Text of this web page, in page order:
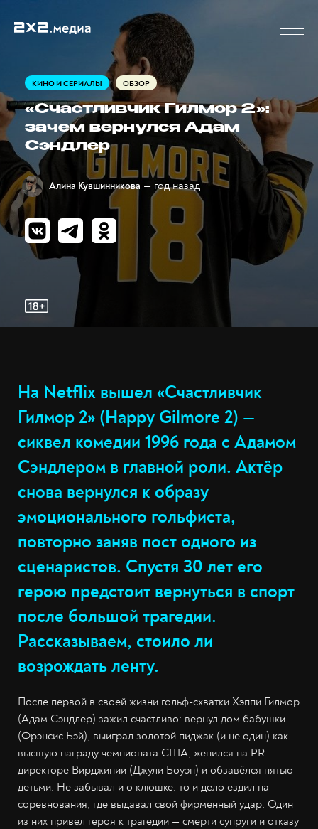
КИНО И СЕРИАЛЫ ОБЗОР
«Счастливчик Гилмор 2»:
зачем вернулся Адам
Сэндлер
Алина Кувшинникова — год назад
На Netflix вышел «Счастливчик
Гилмор 2» (Happy Gilmore 2) —
сиквел комедии 1996 года с Адамом
Сэндлером в главной роли. Актёр
снова вернулся к образу
эмоционального гольфиста,
повторно заняв пост одного из
сценаристов. Спустя 30 лет его
герою предстоит вернуться в спорт
после большой трагедии.
Рассказываем, стоило ли
возрождать ленту.
После первой в своей жизни гольф-схватки Хэппи Гилмор
(Адам Сэндлер) зажил счастливо: вернул дом бабушки
(Фрэнсис Бэй), выиграл золотой пиджак (и не один) как
высшую награду чемпионата США, женился на PR-
директоре Вирджинии (Джули Боуэн) и обзавёлся пятью
детьми. Не забывал и о клюшке: то и дело ездил на
соревнования, где выдавал свой фирменный удар. Один
из них привёл героя к трагедии — смерти супруги и отказу